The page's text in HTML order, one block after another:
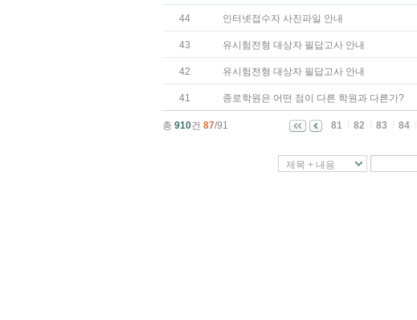
44 인터넷접수자 사진파일 안내
43 유시험전형 대상자 필답고사 안내
42 유시험전형 대상자 필답고사 안내
41 종로학원은 어떤 점이 다른 학원과 다른가?
총 910건 87/91 81 82 83 84
제목 + 내용